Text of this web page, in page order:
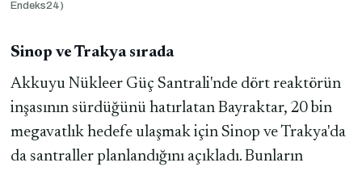
Endeks24)
Sinop ve Trakya sırada
Akkuyu Nükleer Güç Santrali'nde dört reaktörün
inşasının sürdüğünü hatırlatan Bayraktar, 20 bin
megavatlık hedefe ulaşmak için Sinop ve Trakya'da
da santraller planlandığını açıkladı. Bunların